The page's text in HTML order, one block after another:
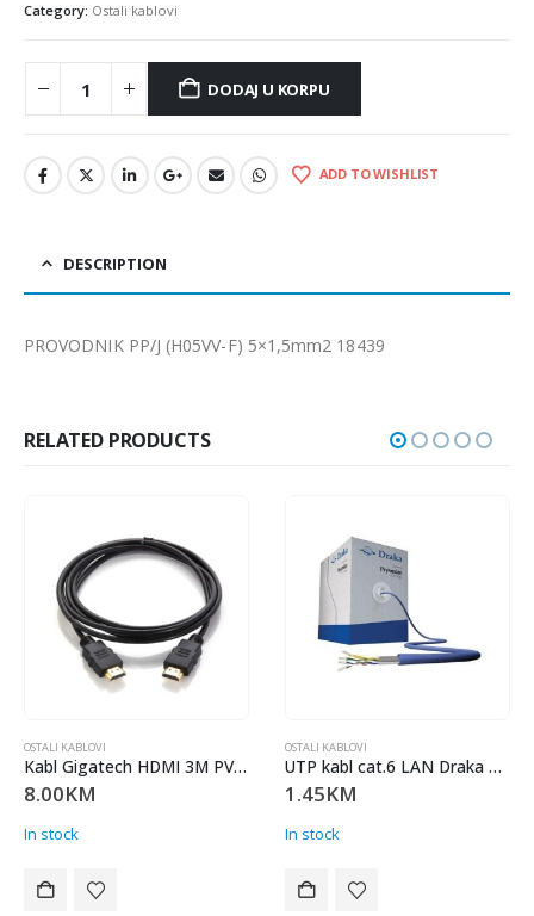
Category: Ostali kablovi
DODAJ U KORPU
ADD TO WISHLIST
DESCRIPTION
PROVODNIK PP/J (H05VV-F) 5×1,5mm2 18439
RELATED PRODUCTS
Kabl Gigatech HDMI 3M PVC BAG
OSTALI KABLOVI
1.45
In stock
OSTALI KABLOVI
9.00
In stock